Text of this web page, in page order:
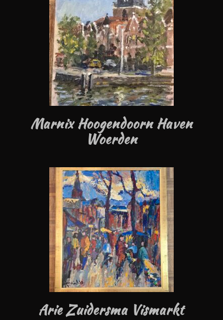
Marnix Hoogendoorn Haven
Woerden
Arie Zuidersma Vismarkt